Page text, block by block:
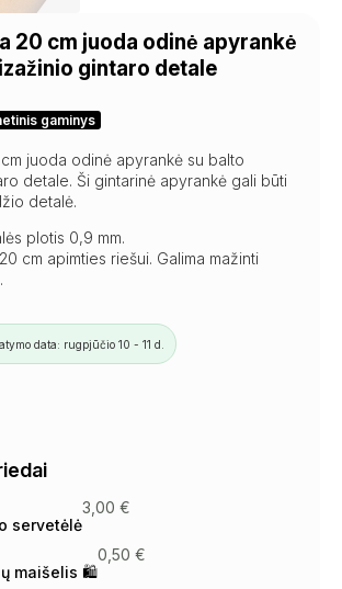
20 cm juoda odinė apyrankė
gintaro detale
gaminys
juoda odinė apyrankė su balto
detale. Ši gintarinė apyrankė gali būti
detalė.
plotis 0,9 mm.
cm apimties riešui. Galima mažinti
data: rugpjūčio 10 - 11 d.
servetėlė
3,00 €
maišelis 🛍
0,50 €